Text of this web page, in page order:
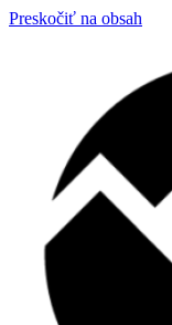
Preskočiť na obsah